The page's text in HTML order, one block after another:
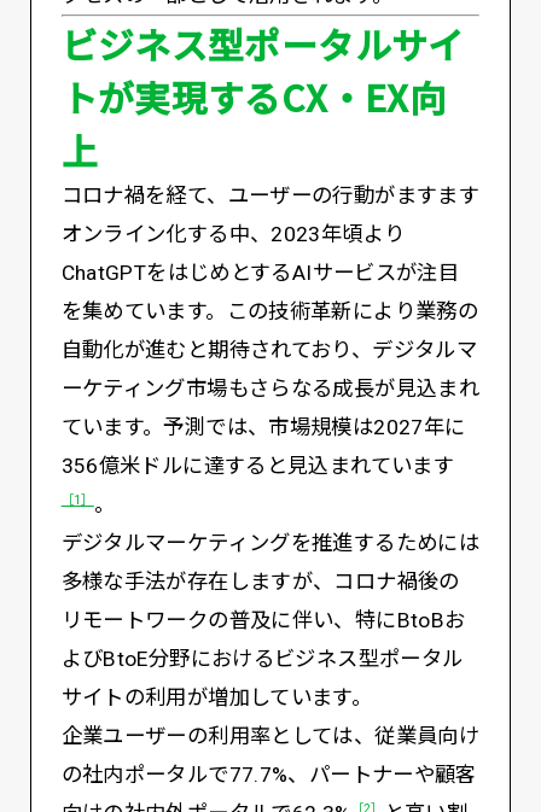
ビジネス型ポータルサイ
トが実現するCX・EX向
上
コロナ禍を経て、ユーザーの行動がますます
オンライン化する中、2023年頃より
ChatGPTをはじめとするAIサービスが注目
を集めています。この技術革新により業務の
自動化が進むと期待されており、デジタルマ
ーケティング市場もさらなる成長が見込まれ
ています。予測では、市場規模は2027年に
356億米ドルに達すると見込まれています
［1］ 。
デジタルマーケティングを推進するためには
多様な手法が存在しますが、コロナ禍後の
リモートワークの普及に伴い、特にBtoBお
よびBtoE分野におけるビジネス型ポータル
サイトの利用が増加しています。
企業ユーザーの利用率としては、従業員向け
の社内ポータルで77.7%、パートナーや顧客